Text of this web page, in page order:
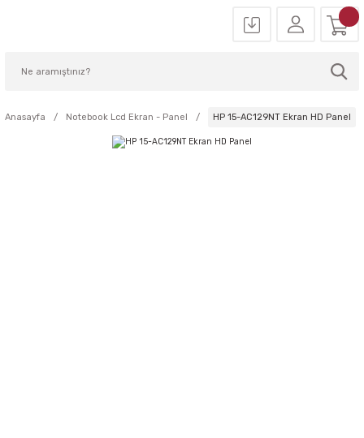
Anasayfa Notebook Lcd Ekran - Panel HP 15-AC129NT Ekran HD Panel